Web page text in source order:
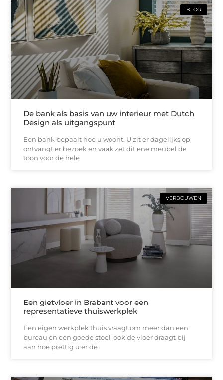
BLOG
De bank als basis van uw interieur met Dutch
Design als uitgangspunt
Een bank bepaalt hoe u woont. U zit er dagelijks op,
ontvangt er bezoek en vaak zet dit ene meubel de
toon voor de hele
VERBOUWEN
Een gietvloer in Brabant voor een
representatieve thuiswerkplek
Een eigen werkplek thuis vraagt om meer dan een
bureau en een goede stoel; ook de vloer draagt bij
aan hoe prettig u er de